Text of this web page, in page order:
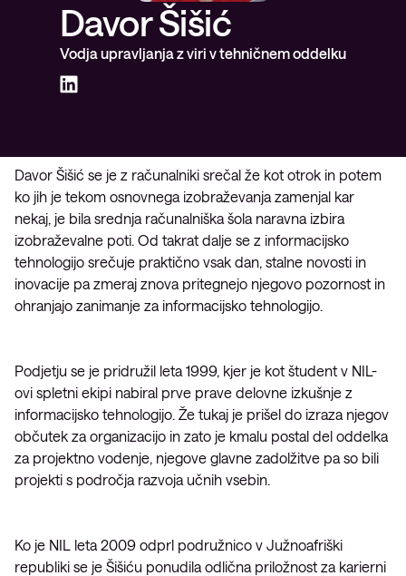
Davor Šišić
Vodja upravljanja z viri v tehničnem oddelku
Davor Šišić se je z računalniki srečal že kot otrok in potem
ko jih je tekom osnovnega izobraževanja zamenjal kar
nekaj, je bila srednja računalniška šola naravna izbira
izobraževalne poti. Od takrat dalje se z informacijsko
tehnologijo srečuje praktično vsak dan, stalne novosti in
inovacije pa zmeraj znova pritegnejo njegovo pozornost in
ohranjajo zanimanje za informacijsko tehnologijo.
Podjetju se je pridružil leta 1999, kjer je kot študent v NIL-
ovi spletni ekipi nabiral prve prave delovne izkušnje z
informacijsko tehnologijo. Že tukaj je prišel do izraza njegov
občutek za organizacijo in zato je kmalu postal del oddelka
za projektno vodenje, njegove glavne zadolžitve pa so bili
projekti s področja razvoja učnih vsebin.
Ko je NIL leta 2009 odprl podružnico v Južnoafriški
republiki se je Šišiću ponudila odlična priložnost za karierni